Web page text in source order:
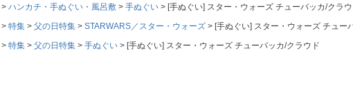
ハンカチ・手ぬぐい・風呂敷 手ぬぐい
[手ぬぐい] スター・ウォーズ チューバッカ/クラ
特集 父の日特集 STARWARS／スター・ウォーズ
[手ぬぐい] スター・ウォーズ チュー
特集 父の日特集 手ぬぐい [手ぬぐい] スター・ウォーズ チューバッカ/クラウド